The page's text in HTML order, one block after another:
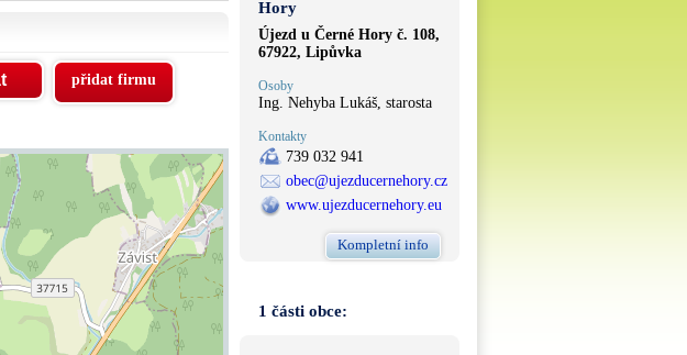
přidat firmu
Hory
Újezd u Černé Hory č. 108,
67922, Lipůvka
Osoby
Ing. Nehyba Lukáš, starosta
Kontakty
739 032 941
obec@ujezducernehory.cz
www.ujezducernehory.eu
Kompletní info
1 části obce: